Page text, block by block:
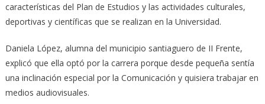
características del Plan de Estudios y las actividades culturales,
deportivas y científicas que se realizan en la Universidad.
Daniela López, alumna del municipio santiaguero de II Frente,
explicó que ella optó por la carrera porque desde pequeña sentía
una inclinación especial por la Comunicación y quisiera trabajar en
medios audiovisuales.